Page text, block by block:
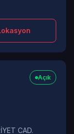
Açık
CAD.